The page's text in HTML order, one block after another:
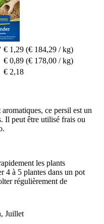
€ 1,29 (€ 184,29 / kg)
€ 0,89 (€ 178,00 / kg)
€ 2,18
ce persil est un
Il peut être utilisé frais ou
les plants
4 à 5 plantes dans un pot
régulièrement de
Juillet